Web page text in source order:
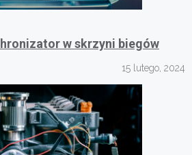
w skrzyni biegów
15 lutego, 2024